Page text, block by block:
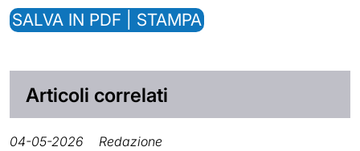
SALVA IN PDF | STAMPA
Articoli correlati
04-05-2026 Redazione